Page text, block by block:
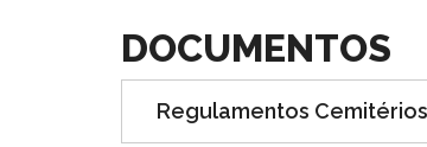
DOCUMENTOS
Regulamentos